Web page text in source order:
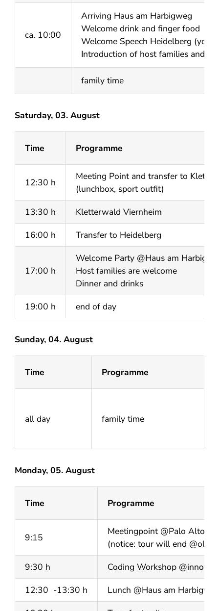
ca. 10:00
Arriving Haus am Harbigweg
Welcome drink and finger food
Welcome Speech Heidelberg
Introduction of host families and
family time
Saturday, 03. August
Time Programme
12:30 h
Meeting Point and transfer to
(lunchbox, sport outfit)
13:30 h
Kletterwald Viernheim
16:00 h
Transfer to Heidelberg
17:00 h
Welcome Party @Haus am
Host families are welcome
Dinner and drinks
19:00 h
end of day
Sunday, 04. August
Time Programme
all day family time
Monday, 05. August
Time Programme
9:15
Meetingpoint @Palo Alto
(notice: tour will end @old
9:30 h
Coding Workshop
12:30 -13:30 h
Lunch @Haus am